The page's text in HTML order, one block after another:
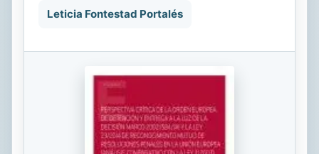
Leticia Fontestad Portalés